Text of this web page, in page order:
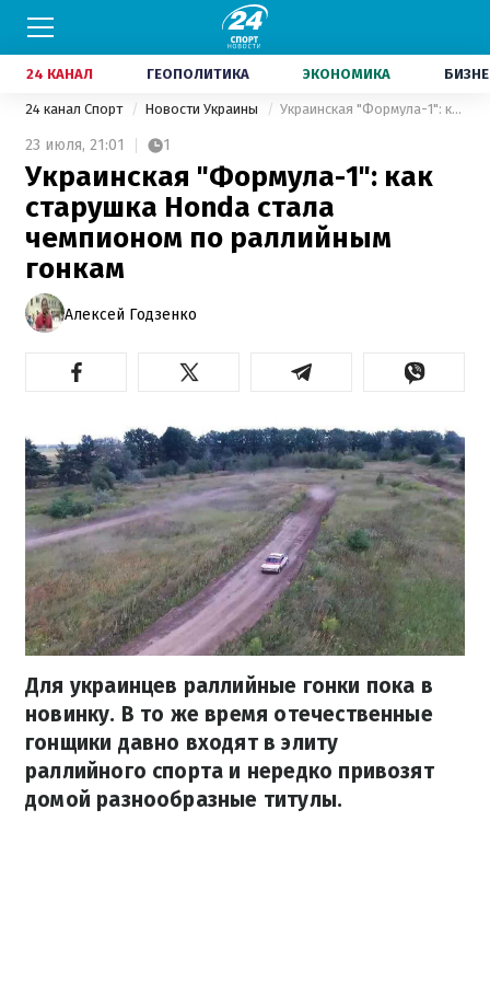
24 КАНАЛ ГЕОПОЛИТИКА ЭКОНОМИКА
24 канал Спорт Новости Украины Украинская "Формула-1": как старушка Honda стала чемпионом по раллийным гонкам
23 июля, 21:01 1
Украинская "Формула-1": как
старушка Honda стала
чемпионом по раллийным
гонкам
Алексей Годзенко
Для украинцев раллийные гонки пока в
новинку. В то же время отечественные
гонщики давно входят в элиту
раллийного спорта и нередко привозят
домой разнообразные титулы.